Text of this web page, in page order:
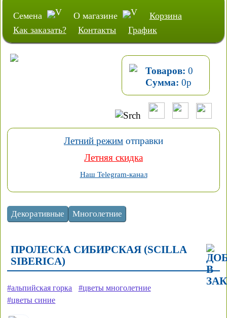
Семена О магазине
Корзина
Как заказать?
Контакты График
Товаров: 0
Сумма: 0р
Летний режим отправки
Летняя скидка
Наш Telegram-канал
ПРОЛЕСКА СИБИРСКАЯ (SCILLA
SIBERICA)
#альпийская горка
#цветы многолетние
#цветы синие